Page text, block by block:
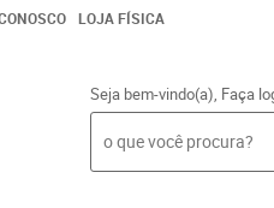
LOJA FÍSICA
Seja bem-vindo(a), Faça